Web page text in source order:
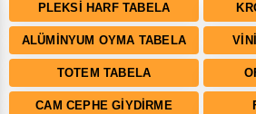
PLEKSI HARF TABELA
ALÜMINYUM OYMA TABELA
TOTEM TABELA
CAM CEPHE GIYDIRME